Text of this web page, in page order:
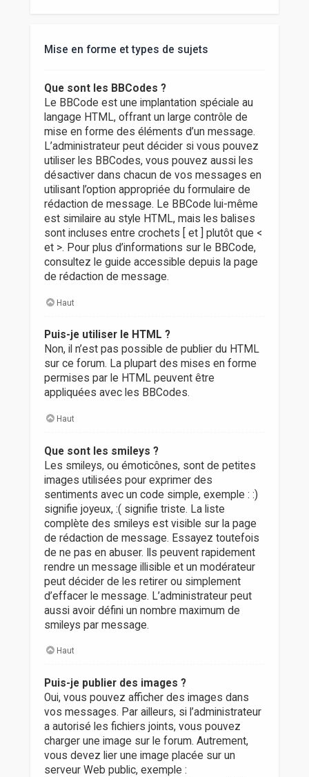
Mise en forme et types de sujets
Que sont les BBCodes ?
Le BBCode est une implantation spéciale au
langage HTML, offrant un large contrôle de
mise en forme des éléments d’un message.
L’administrateur peut décider si vous pouvez
utiliser les BBCodes, vous pouvez aussi les
désactiver dans chacun de vos messages en
utilisant l’option appropriée du formulaire de
rédaction de message. Le BBCode lui-même
est similaire au style HTML, mais les balises
sont incluses entre crochets [ et ] plutôt que <
et >. Pour plus d’informations sur le BBCode,
consultez le guide accessible depuis la page
de rédaction de message.
Haut
Puis-je utiliser le HTML ?
Non, il n’est pas possible de publier du HTML
sur ce forum. La plupart des mises en forme
permises par le HTML peuvent être
appliquées avec les BBCodes.
Haut
Que sont les smileys ?
Les smileys, ou émoticônes, sont de petites
images utilisées pour exprimer des
sentiments avec un code simple, exemple : :)
signifie joyeux, :( signifie triste. La liste
complète des smileys est visible sur la page
de rédaction de message. Essayez toutefois
de ne pas en abuser. Ils peuvent rapidement
rendre un message illisible et un modérateur
peut décider de les retirer ou simplement
d’effacer le message. L’administrateur peut
aussi avoir défini un nombre maximum de
smileys par message.
Haut
Puis-je publier des images ?
Oui, vous pouvez afficher des images dans
vos messages. Par ailleurs, si l’administrateur
a autorisé les fichiers joints, vous pouvez
charger une image sur le forum. Autrement,
vous devez lier une image placée sur un
serveur Web public, exemple :